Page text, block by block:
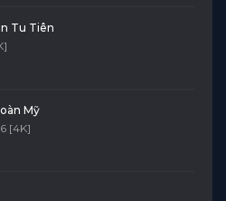
Tu Tiên
Mỹ
[4K]